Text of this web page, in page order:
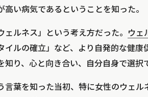
い病気であるということを知った。
ルネス」という考え方だった。 ウェ
イルの確立」など、より自発的な健
り、心と向き合い、自分自身で選択
言葉を知った当初、特に女性のウェ